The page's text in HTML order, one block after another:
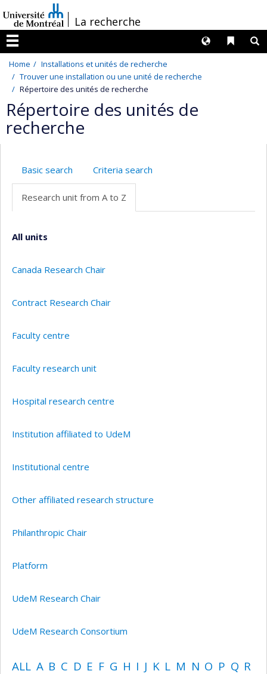
au
contenu
/La recherche
Menu
Liens
Langues
Home
Installations et unités de recherche
Trouver une installation ou une unité de recherche
Répertoire des unités de recherche
Répertoire des unités de
recherche
Basic search Criteria search
Research unit from A to Z
All units
Canada Research Chair
Contract Research Chair
Faculty centre
Faculty research unit
Hospital research centre
Institution affiliated to UdeM
Institutional centre
Other affiliated research structure
Philanthropic Chair
Platform
UdeM Research Chair
UdeM Research Consortium
ALL A B C D E F G H I J K L M N O P Q R